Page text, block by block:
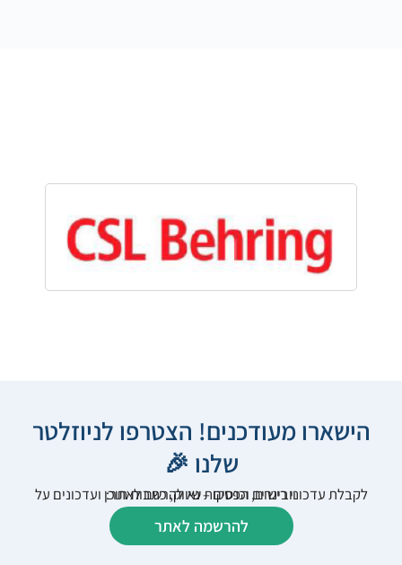
הישארו מעודכנים! הצטרפו לניוזלטר
שלנו 🎉
לקבלת עדכוני רישום, הפסקות שיווק, כתבות תוכן ועדכונים על וובינרים וכנסים – נא להרשם לאתר:
להרשמה לאתר